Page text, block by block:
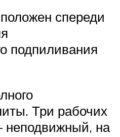
спереди
подпиливания
Три рабочих
на